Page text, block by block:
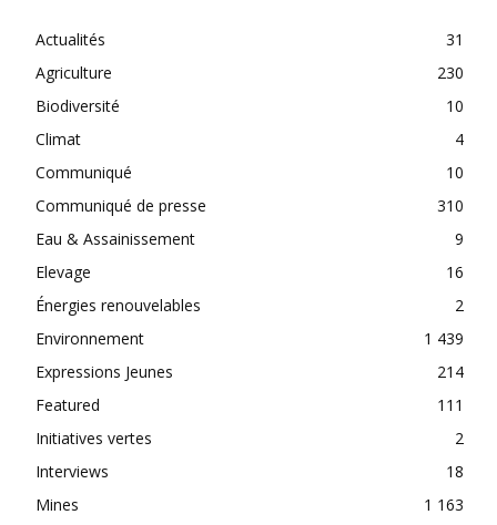
Actualités
31
Agriculture
230
Biodiversité
10
Climat
4
Communiqué
10
Communiqué de presse
310
Eau & Assainissement
9
Elevage
16
Énergies renouvelables
2
Environnement
1 439
Expressions Jeunes
214
Featured
111
Initiatives vertes
2
Interviews
18
Mines
1 163